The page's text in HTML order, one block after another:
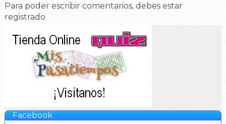
Para poder escribir comentarios, debes estar
registrado
Facebook